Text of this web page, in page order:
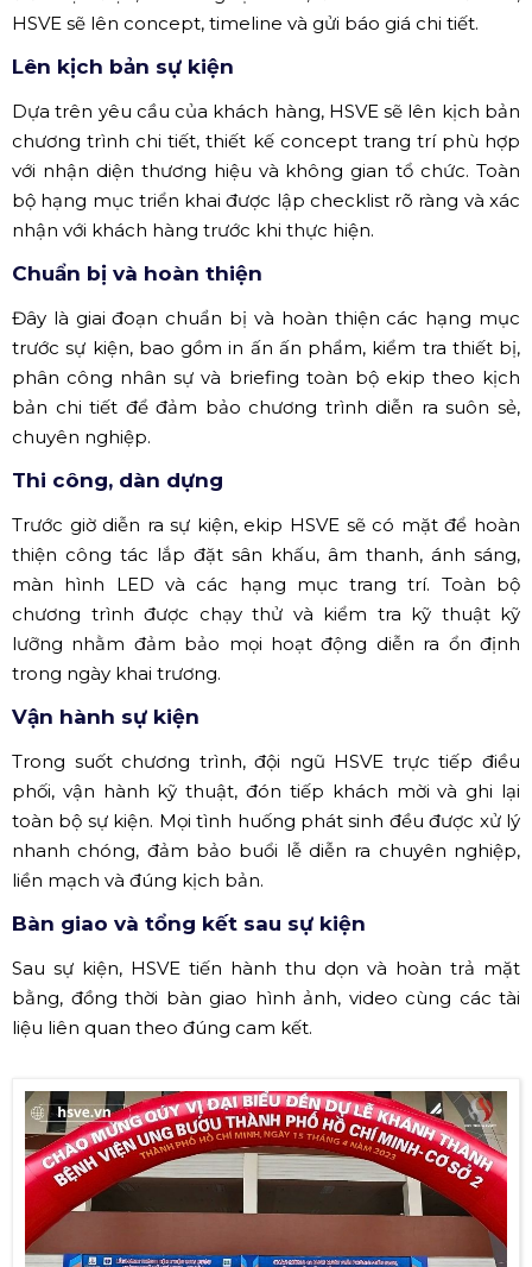
HSVE sẽ lên concept, timeline và gửi báo giá chi tiết.
Lên kịch bản sự kiện
Dựa trên yêu cầu của khách hàng, HSVE sẽ lên kịch bản
chương trình chi tiết, thiết kế concept trang trí phù hợp
với nhận diện thương hiệu và không gian tổ chức. Toàn
bộ hạng mục triển khai được lập checklist rõ ràng và xác
nhận với khách hàng trước khi thực hiện.
Chuẩn bị và hoàn thiện
Đây là giai đoạn chuẩn bị và hoàn thiện các hạng mục
trước sự kiện, bao gồm in ấn ấn phẩm, kiểm tra thiết bị,
phân công nhân sự và briefing toàn bộ ekip theo kịch
bản chi tiết để đảm bảo chương trình diễn ra suôn sẻ,
chuyên nghiệp.
Thi công, dàn dựng
Trước giờ diễn ra sự kiện, ekip HSVE sẽ có mặt để hoàn
thiện công tác lắp đặt sân khấu, âm thanh, ánh sáng,
màn hình LED và các hạng mục trang trí. Toàn bộ
chương trình được chạy thử và kiểm tra kỹ thuật kỹ
lưỡng nhằm đảm bảo mọi hoạt động diễn ra ổn định
trong ngày khai trương.
Vận hành sự kiện
Trong suốt chương trình, đội ngũ HSVE trực tiếp điều
phối, vận hành kỹ thuật, đón tiếp khách mời và ghi lại
toàn bộ sự kiện. Mọi tình huống phát sinh đều được xử lý
nhanh chóng, đảm bảo buổi lễ diễn ra chuyên nghiệp,
liền mạch và đúng kịch bản.
Bàn giao và tổng kết sau sự kiện
Sau sự kiện, HSVE tiến hành thu dọn và hoàn trả mặt
bằng, đồng thời bàn giao hình ảnh, video cùng các tài
liệu liên quan theo đúng cam kết.